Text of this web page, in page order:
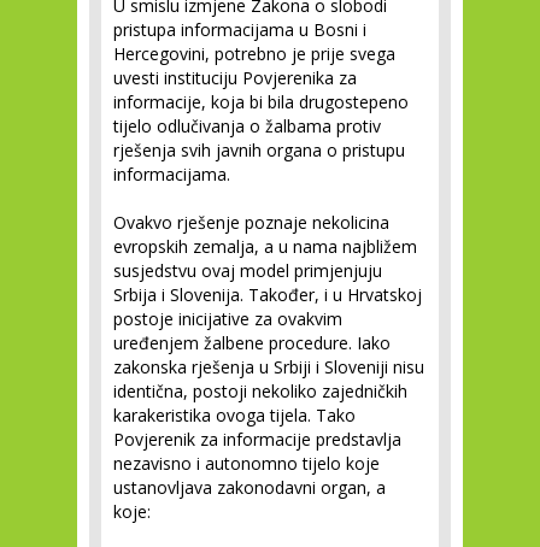
U smislu izmjene Zakona o slobodi
pristupa informacijama u Bosni i
Hercegovini, potrebno je prije svega
uvesti instituciju Povjerenika za
informacije, koja bi bila drugostepeno
tijelo odlučivanja o žalbama protiv
rješenja svih javnih organa o pristupu
informacijama.
Ovakvo rješenje poznaje nekolicina
evropskih zemalja, a u nama najbližem
susjedstvu ovaj model primjenjuju
Srbija i Slovenija. Također, i u Hrvatskoj
postoje inicijative za ovakvim
uređenjem žalbene procedure. Iako
zakonska rješenja u Srbiji i Sloveniji nisu
identična, postoji nekoliko zajedničkih
karakeristika ovoga tijela. Tako
Povjerenik za informacije predstavlja
nezavisno i autonomno tijelo koje
ustanovljava zakonodavni organ, a
koje: